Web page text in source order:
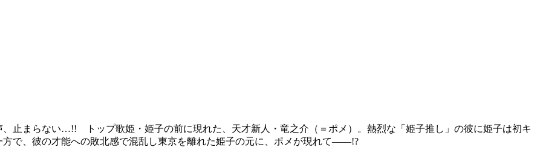
止まらない…!! トップ歌姫・姫子の前に現れた、天才新人・竜之介（＝ポメ）。熱烈な「姫子推し」の彼に姫子は初キ
で、彼の才能への敗北感で混乱し東京を離れた姫子の元に、ポメが現れて――!?